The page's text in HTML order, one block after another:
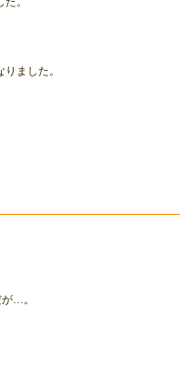
ました。
…。